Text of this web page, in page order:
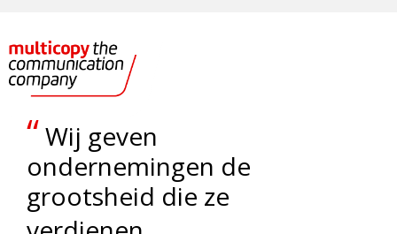
“Wij geven
ondernemingen de
grootsheid die ze